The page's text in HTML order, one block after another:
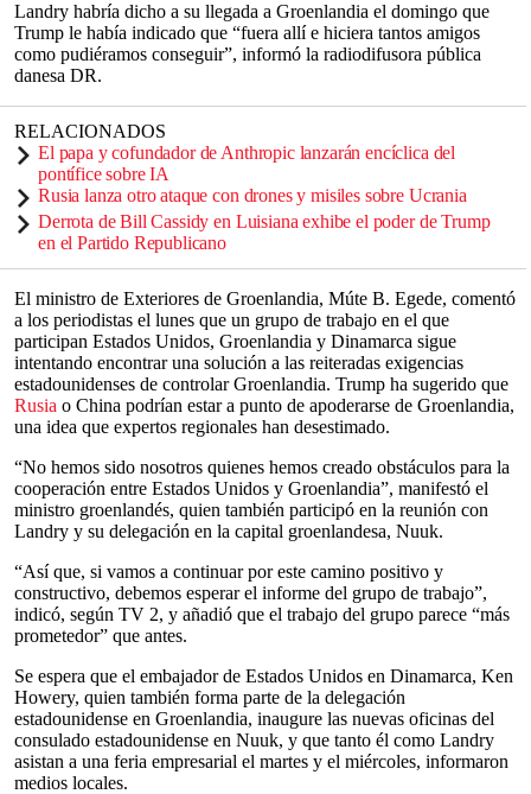
Landry habría dicho a su llegada a Groenlandia el domingo que
Trump le había indicado que “fuera allí e hiciera tantos amigos
como pudiéramos conseguir”, informó la radiodifusora pública
danesa DR.
RELACIONADOS
El papa y cofundador de Anthropic lanzarán encíclica del
pontífice sobre IA
Rusia lanza otro ataque con drones y misiles sobre Ucrania
Derrota de Bill Cassidy en Luisiana exhibe el poder de Trump
en el Partido Republicano
El ministro de Exteriores de Groenlandia, Múte B. Egede, comentó
a los periodistas el lunes que un grupo de trabajo en el que
participan Estados Unidos, Groenlandia y Dinamarca sigue
intentando encontrar una solución a las reiteradas exigencias
estadounidenses de controlar Groenlandia. Trump ha sugerido que
Rusia o China podrían estar a punto de apoderarse de Groenlandia,
una idea que expertos regionales han desestimado.
“No hemos sido nosotros quienes hemos creado obstáculos para la
cooperación entre Estados Unidos y Groenlandia”, manifestó el
ministro groenlandés, quien también participó en la reunión con
Landry y su delegación en la capital groenlandesa, Nuuk.
“Así que, si vamos a continuar por este camino positivo y
constructivo, debemos esperar el informe del grupo de trabajo”,
indicó, según TV 2, y añadió que el trabajo del grupo parece “más
prometedor” que antes.
Se espera que el embajador de Estados Unidos en Dinamarca, Ken
Howery, quien también forma parte de la delegación
estadounidense en Groenlandia, inaugure las nuevas oficinas del
consulado estadounidense en Nuuk, y que tanto él como Landry
asistan a una feria empresarial el martes y el miércoles, informaron
medios locales.